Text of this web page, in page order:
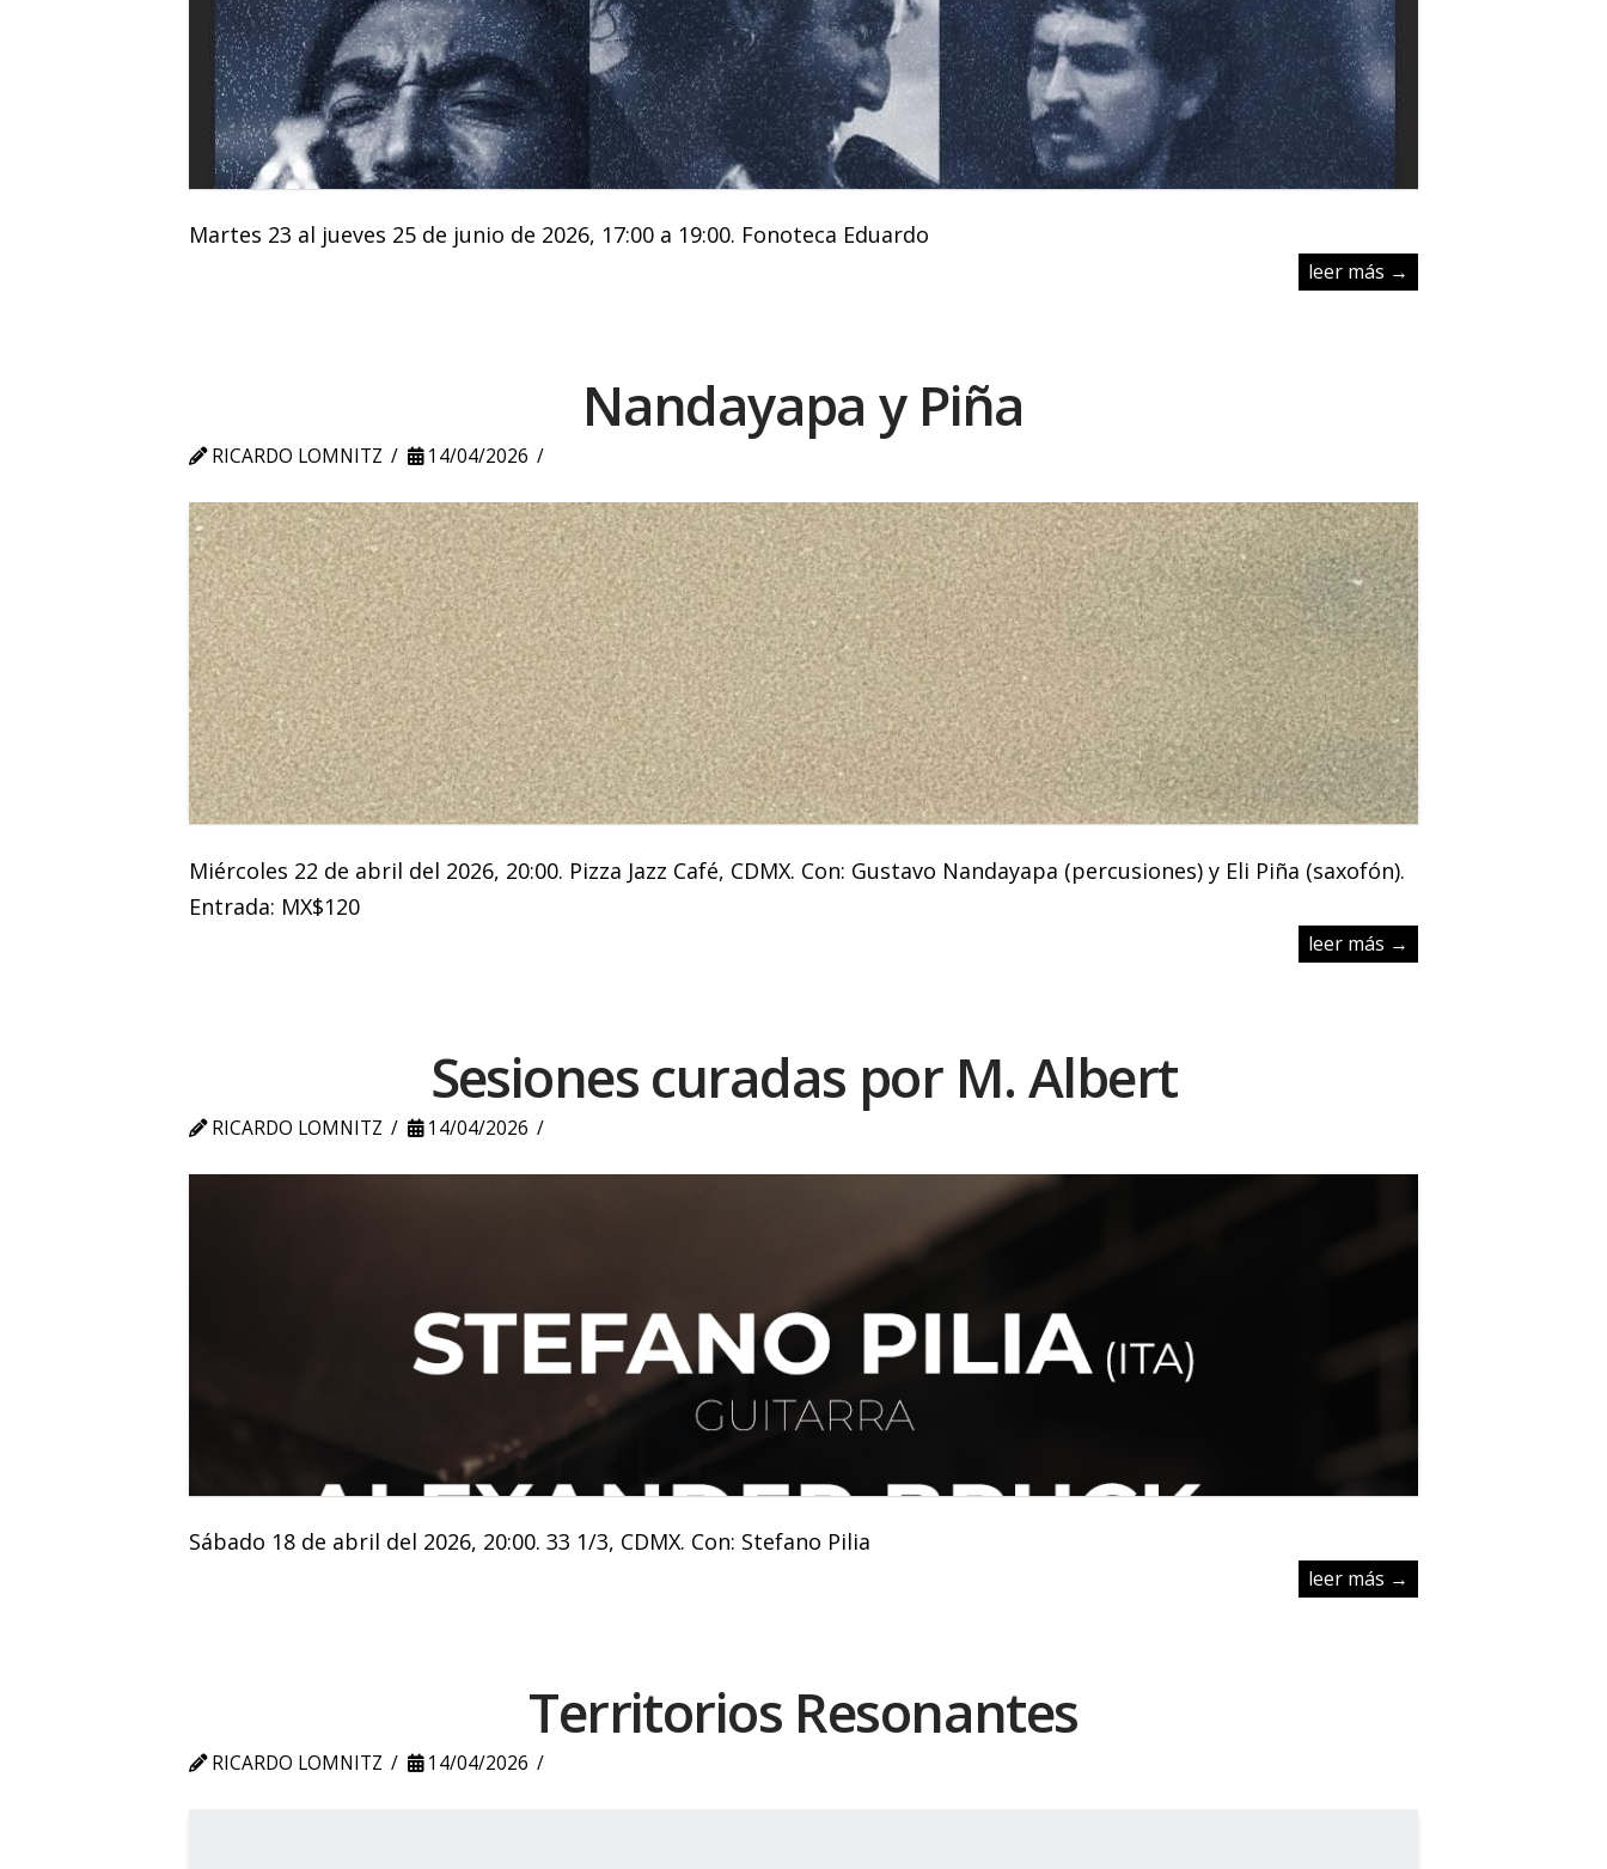
Martes 23 al jueves 25 de junio de 2026, 17:00 a 19:00. Fonoteca Eduardo
leer más →
Nandayapa y Piña
RICARDO LOMNITZ 14/04/2026
Miércoles 22 de abril del 2026, 20:00. Pizza Jazz Café, CDMX. Con: Gustavo Nandayapa (percusiones) y Eli Piña (saxofón).
Entrada: MX$120
leer más →
Sesiones curadas por M. Albert
RICARDO LOMNITZ 14/04/2026
Sábado 18 de abril del 2026, 20:00. 33 1/3, CDMX. Con: Stefano Pilia
leer más →
Territorios Resonantes
RICARDO LOMNITZ 14/04/2026